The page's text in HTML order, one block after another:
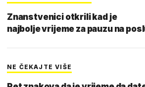
Znanstvenici otkrili kad je
najbolje vrijeme za pauzu na
NE ČEKAJTE VIŠE